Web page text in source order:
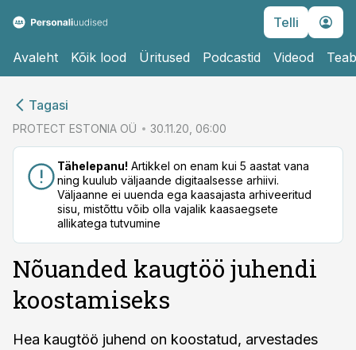
Telli
Avaleht Kõik lood Üritused Podcastid Videod
Tagasi
PROTECT ESTONIA OÜ 30.11.20, 06:00
Tähelepanu! Artikkel on enam kui 5 aastat vana
ning kuulub väljaande digitaalsesse arhiivi.
Väljaanne ei uuenda ega kaasajasta arhiveeritud
sisu, mistõttu võib olla vajalik kaasaegsete
allikatega tutvumine
Nõuanded kaugtöö juhendi
koostamiseks
Hea kaugtöö juhend on koostatud, arvestades